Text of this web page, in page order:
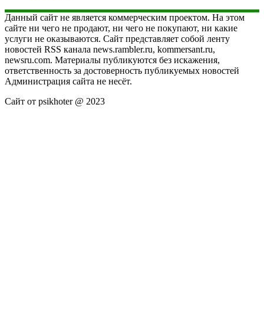
Данный сайт не является коммерческим проектом. На этом
сайте ни чего не продают, ни чего не покупают, ни какие
услуги не оказываются. Сайт представляет собой ленту
новостей RSS канала news.rambler.ru, kommersant.ru,
newsru.com. Материалы публикуются без искажения,
ответственность за достоверность публикуемых новостей
Администрация сайта не несёт.
Сайт от psikhoter @ 2023